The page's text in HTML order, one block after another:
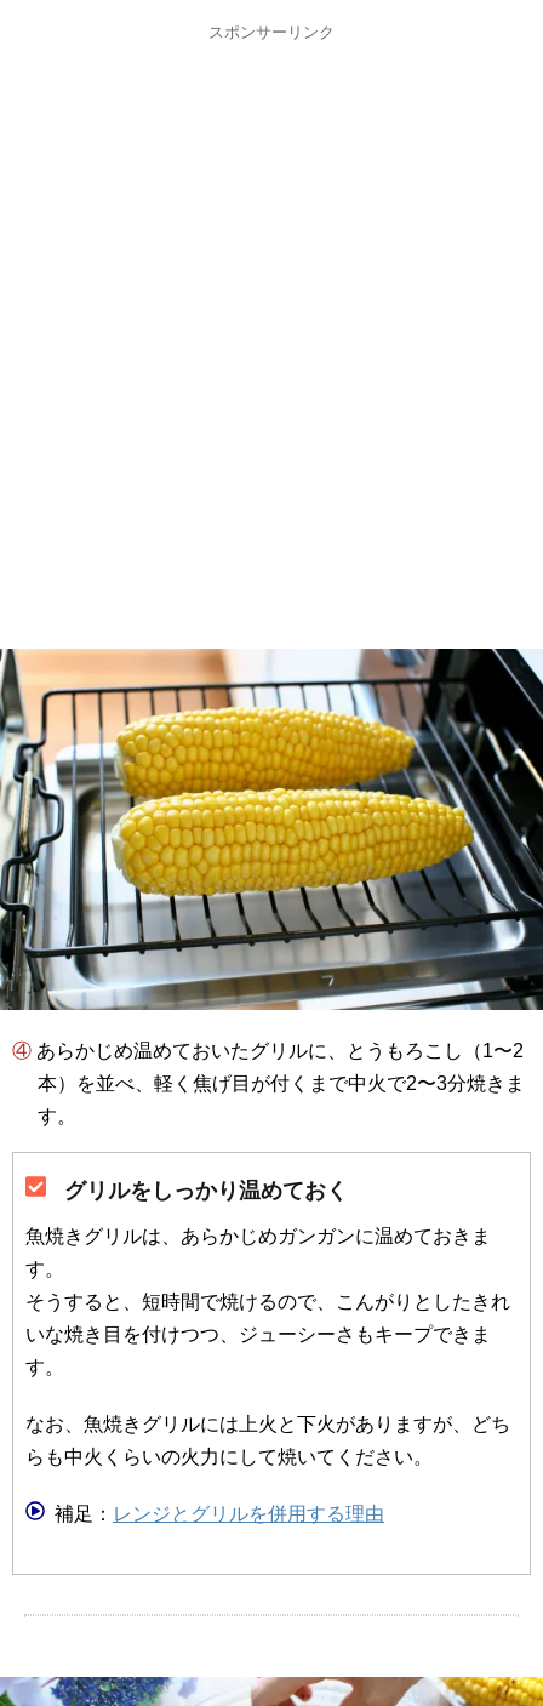
スポンサーリンク
④ あらかじめ温めておいたグリルに、とうもろこし（1〜2
本）を並べ、軽く焦げ目が付くまで中火で2〜3分焼きま
す。
グリルをしっかり温めておく
魚焼きグリルは、あらかじめガンガンに温めておきま
す。
そうすると、短時間で焼けるので、こんがりとしたきれ
いな焼き目を付けつつ、ジューシーさもキープできま
す。
なお、魚焼きグリルには上火と下火がありますが、どち
らも中火くらいの火力にして焼いてください。
補足： レンジとグリルを併用する理由